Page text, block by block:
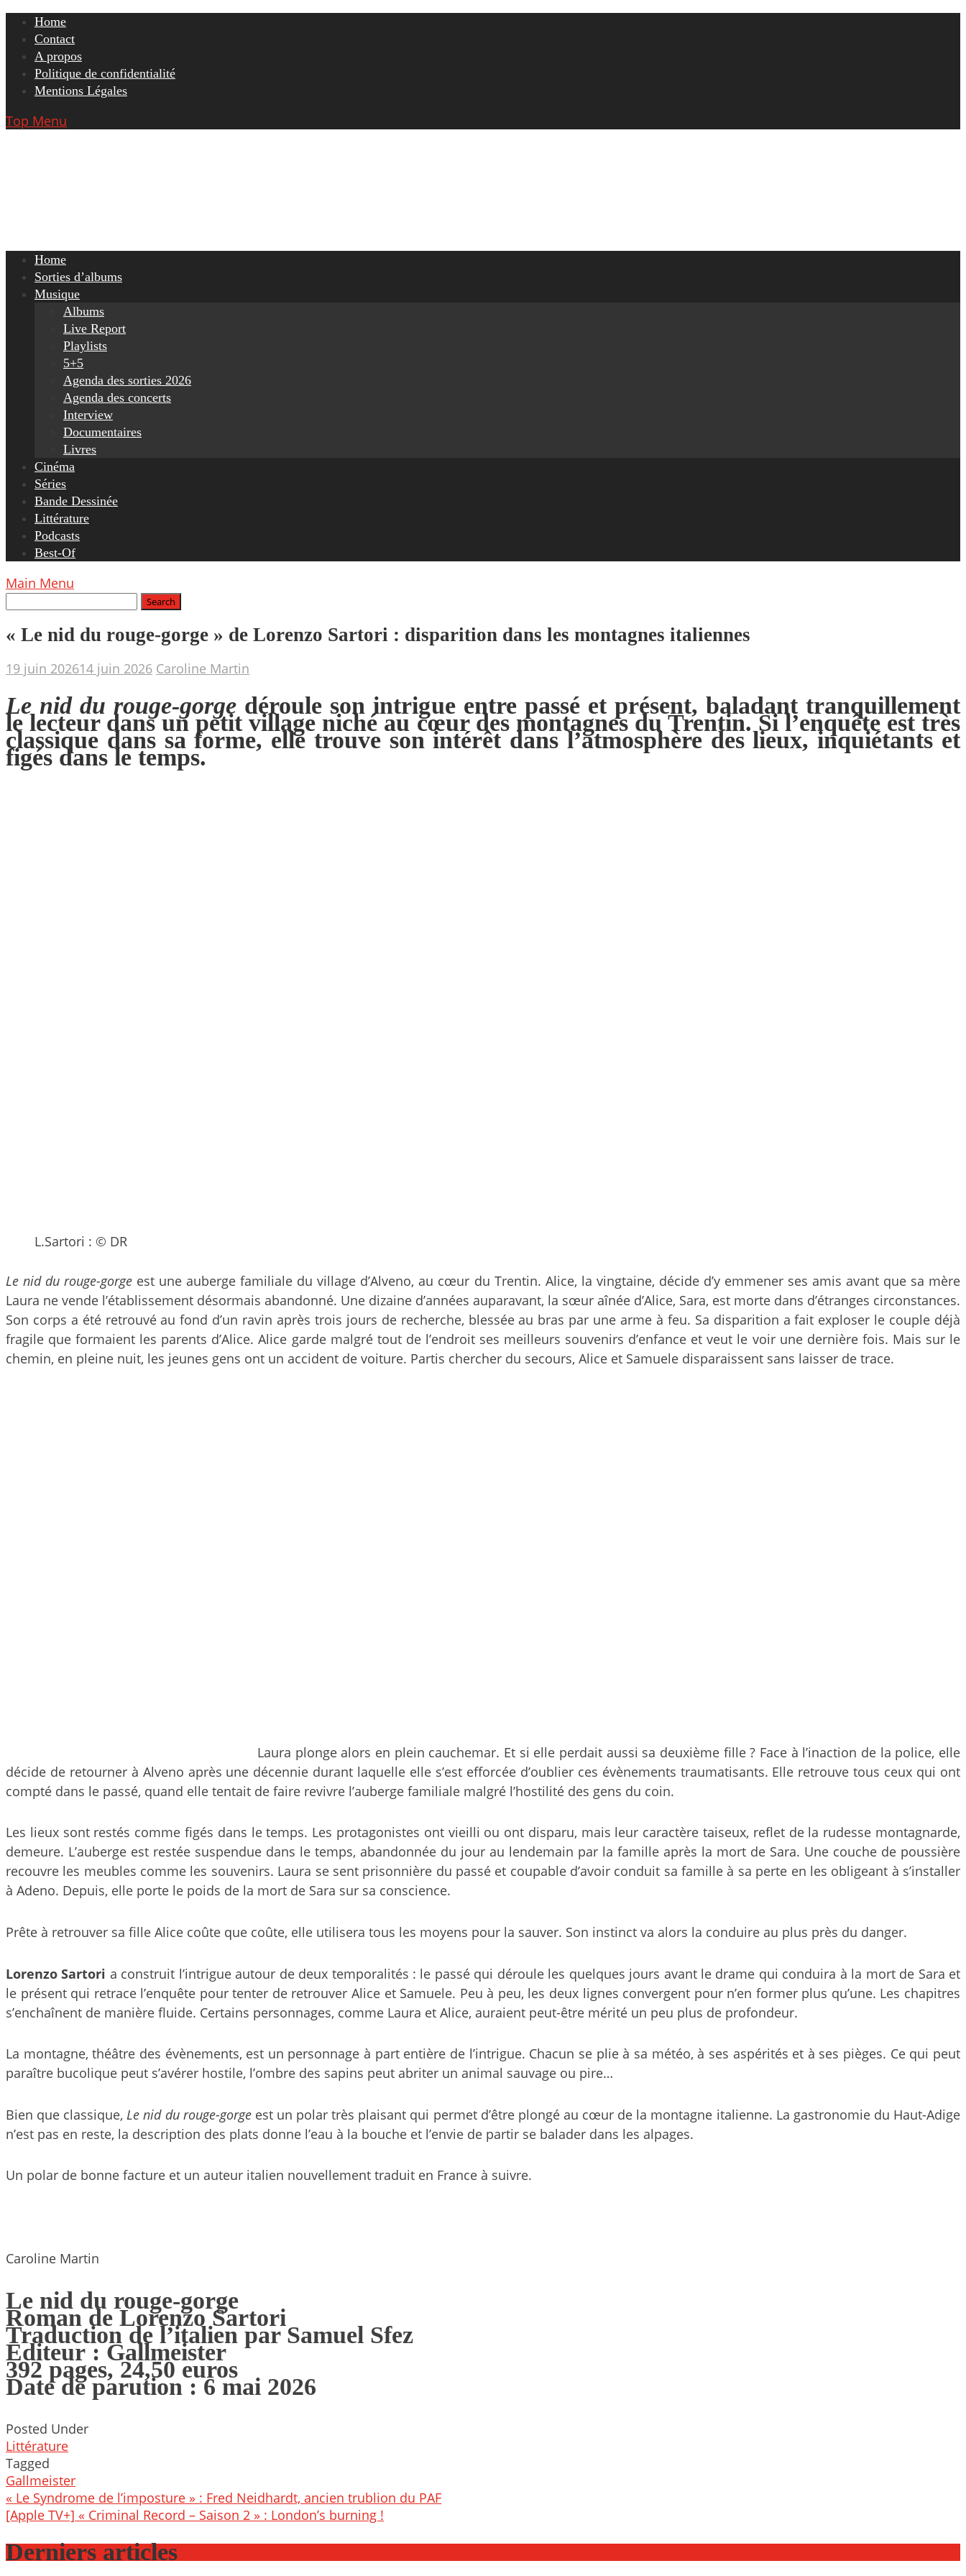
Skip
content
Home
Contact
A propos
Politique de confidentialité
Mentions Légales
Top Menu
Home
Sorties d’albums
Musique
Albums
Live Report
Playlists
5+5
Agenda des sorties 2026
Agenda des concerts
Interview
Documentaires
Livres
Cinéma
Séries
Bande Dessinée
Littérature
Podcasts
Best-Of
Main Menu
« Le nid du rouge-gorge » de Lorenzo Sartori : disparition dans les montagnes italiennes
19 juin 202614 juin 2026 Caroline Martin
Le nid du rouge-gorge déroule son intrigue entre passé et présent, baladant tranquillement
le lecteur dans un petit village niché au cœur des montagnes du Trentin. Si l’enquête est très
classique dans sa forme, elle trouve son intérêt dans l’atmosphère des lieux, inquiétants et
figés dans le temps.
L.Sartori : © DR
Le nid du rouge-gorge est une auberge familiale du village d’Alveno, au cœur du Trentin. Alice, la vingtaine, décide d’y emmener ses amis avant que sa mère
Laura ne vende l’établissement désormais abandonné. Une dizaine d’années auparavant, la sœur aînée d’Alice, Sara, est morte dans d’étranges circonstances.
Son corps a été retrouvé au fond d’un ravin après trois jours de recherche, blessée au bras par une arme à feu. Sa disparition a fait exploser le couple déjà
fragile que formaient les parents d’Alice. Alice garde malgré tout de l’endroit ses meilleurs souvenirs d’enfance et veut le voir une dernière fois. Mais sur le
chemin, en pleine nuit, les jeunes gens ont un accident de voiture. Partis chercher du secours, Alice et Samuele disparaissent sans laisser de trace.
Laura plonge alors en plein cauchemar. Et si elle perdait aussi sa deuxième fille ? Face à l’inaction de la police, elle
décide de retourner à Alveno après une décennie durant laquelle elle s’est efforcée d’oublier ces évènements traumatisants. Elle retrouve tous ceux qui ont
compté dans le passé, quand elle tentait de faire revivre l’auberge familiale malgré l’hostilité des gens du coin.
Les lieux sont restés comme figés dans le temps. Les protagonistes ont vieilli ou ont disparu, mais leur caractère taiseux, reflet de la rudesse montagnarde,
demeure. L’auberge est restée suspendue dans le temps, abandonnée du jour au lendemain par la famille après la mort de Sara. Une couche de poussière
recouvre les meubles comme les souvenirs. Laura se sent prisonnière du passé et coupable d’avoir conduit sa famille à sa perte en les obligeant à s’installer
à Adeno. Depuis, elle porte le poids de la mort de Sara sur sa conscience.
Prête à retrouver sa fille Alice coûte que coûte, elle utilisera tous les moyens pour la sauver. Son instinct va alors la conduire au plus près du danger.
Lorenzo Sartori a construit l’intrigue autour de deux temporalités : le passé qui déroule les quelques jours avant le drame qui conduira à la mort de Sara et
le présent qui retrace l’enquête pour tenter de retrouver Alice et Samuele. Peu à peu, les deux lignes convergent pour n’en former plus qu’une. Les chapitres
s’enchaînent de manière fluide. Certains personnages, comme Laura et Alice, auraient peut-être mérité un peu plus de profondeur.
La montagne, théâtre des évènements, est un personnage à part entière de l’intrigue. Chacun se plie à sa météo, à ses aspérités et à ses pièges. Ce qui peut
paraître bucolique peut s’avérer hostile, l’ombre des sapins peut abriter un animal sauvage ou pire…
Bien que classique, Le nid du rouge-gorgeest un polar très plaisant qui permet d’être plongé au cœur de la montagne italienne. La gastronomie du Haut-Adige
n’est pas en reste, la description des plats donne l’eau à la bouche et l’envie de partir se balader dans les alpages.
Un polar de bonne facture et un auteur italien nouvellement traduit en France à suivre.
Caroline Martin
Le nid du rouge-gorge
Roman de Lorenzo Sartori
Traduction de l’italien par Samuel Sfez
Editeur : Gallmeister
392 pages, 24,50 euros
Date de parution : 6 mai 2026
Posted Under
Littérature
Tagged
Gallmeister
Post
navigation
« Le Syndrome de l’imposture » : Fred Neidhardt, ancien trublion du PAF
[Apple TV+] « Criminal Record – Saison 2 » : London’s burning !
Derniers articles